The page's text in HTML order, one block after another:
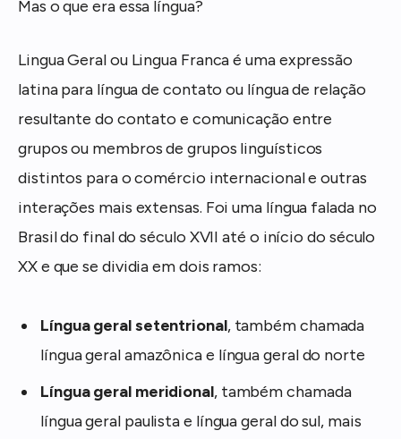
Mas o que era essa língua?
Lingua Geral ou Lingua Franca é uma expressão
latina para língua de contato ou língua de relação
resultante do contato e comunicação entre
grupos ou membros de grupos linguísticos
distintos para o comércio internacional e outras
interações mais extensas. Foi uma língua falada no
Brasil do final do século XVII até o início do século
XX e que se dividia em dois ramos:
Língua geral setentrional, também chamada
língua geral amazônica e língua geral do norte
Língua geral meridional, também chamada
língua geral paulista e língua geral do sul, mais